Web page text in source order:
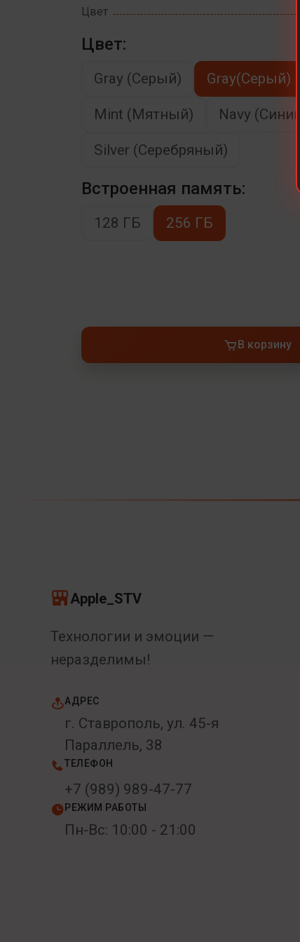
Цвет
Цвет:
Gray (Серый) Gray(Серый)
Mint (Мятный) Navy (Cиний)
Silver (Серебряный)
Встроенная память:
128 ГБ 256 ГБ
В корзину
Apple_STV
Технологии и эмоции —
неразделимы!
АДРЕС
г. Ставрополь, ул. 45-я
Параллель, 38
ТЕЛЕФОН
+7 (989) 989-47-77
РЕЖИМ РАБОТЫ
Пн-Вс: 10:00 - 21:00